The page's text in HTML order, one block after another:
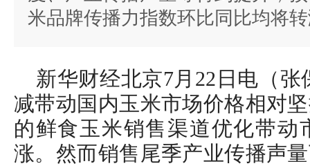
米品牌传播力指数环比同比均将
新华财经北京7月22日电（
减带动国内玉米市场价格相对
的鲜食玉米销售渠道优化带动
涨。然而销售尾季产业传播声